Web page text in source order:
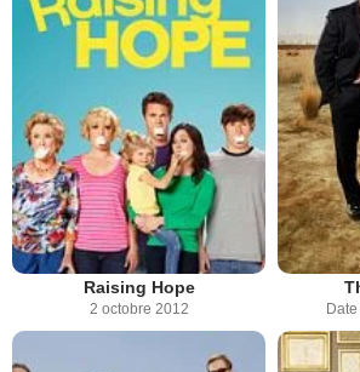
Raising Hope
2 octobre 2012